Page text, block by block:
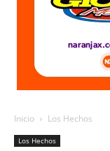
Inicio Los Hechos
Los Hechos